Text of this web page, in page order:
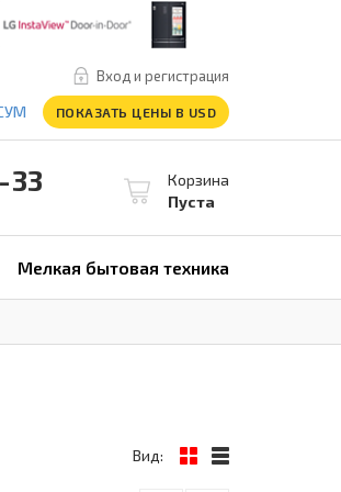
Вход и регистрация
ПОКАЗАТЬ ЦЕНЫ В USD
Корзина
Пуста
Мелкая бытовая техника
Вид: